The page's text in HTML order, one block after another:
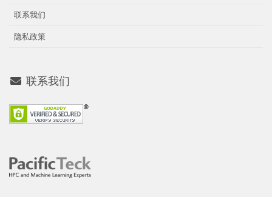
联系我们
隐私政策
联系我们